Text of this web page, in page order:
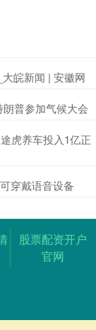
皖新闻 | 安徽网
普参加气候大会
虎养车投入1亿正
穿戴语音设备
股票配资开户
官网